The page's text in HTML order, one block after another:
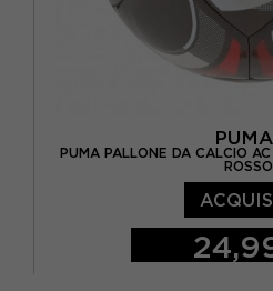
PUMA
PUMA PALLONE DA CALCIO
ROSSO